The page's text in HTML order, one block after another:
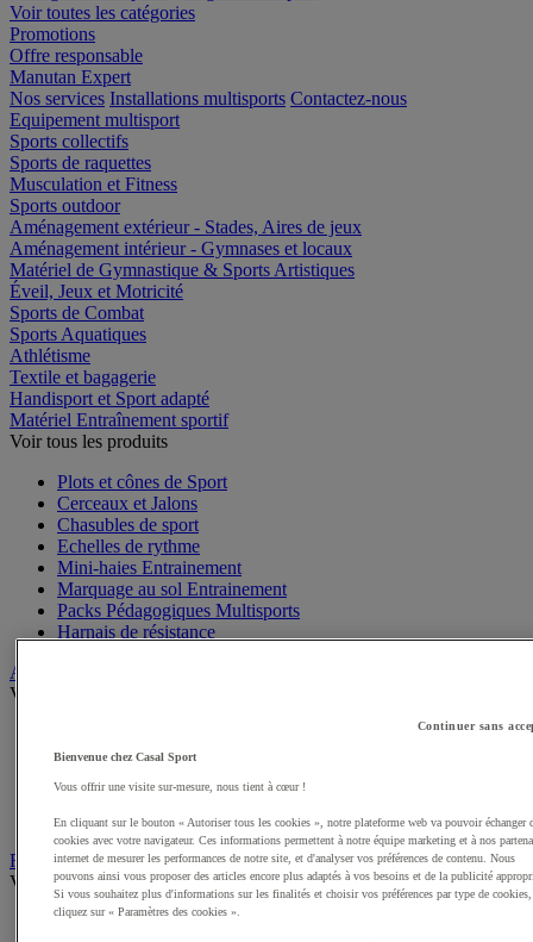
Voir toutes les catégories
Promotions
Offre responsable
Manutan Expert
Nos services Installations multisports Contactez-nous
Equipement multisport
Sports collectifs
Sports de raquettes
Musculation et Fitness
Sports outdoor
Aménagement extérieur - Stades, Aires de jeux
Aménagement intérieur - Gymnases et locaux
Matériel de Gymnastique & Sports Artistiques
Éveil, Jeux et Motricité
Sports de Combat
Sports Aquatiques
Athlétisme
Textile et bagagerie
Handisport et Sport adapté
Matériel Entraînement sportif
Voir tous les produits
Plots et cônes de Sport
Cerceaux et Jalons
Chasubles de sport
Echelles de rythme
Mini-haies Entrainement
Marquage au sol Entrainement
Packs Pédagogiques Multisports
Harnais de résistance
Arbitrage, Coaching
Voir tous les produits
Chronomètres de Sport
Cartons, plaquettes et accessoires arbitre
Récompenses sportives
Voir tous les produits
Coupes et trophées sportifs
Continuer sans
Bienvenue chez Casal Sport
Vous offrir une visite sur-mesure, nous tient à cœur !
En cliquant sur le bouton « Autoriser tous les cookies », notre plateforme web va pouvoir échanger
cookies avec votre navigateur. Ces informations permettent à notre équipe marketing et à nos
internet de mesurer les performances de notre site, et d'analyser vos préférences de contenu. Nous
pouvons ainsi vous proposer des articles encore plus adaptés à vos besoins et de la publicité
Si vous souhaitez plus d'informations sur les finalités et choisir vos préférences par type de cookies,
cliquez sur « Paramètres des cookies ».